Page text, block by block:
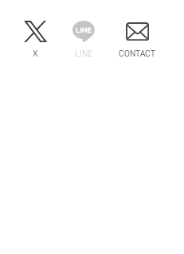
X LINE CONTACT